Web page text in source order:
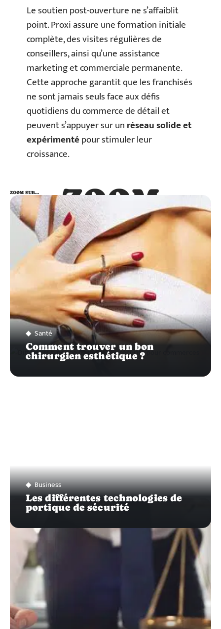
Le soutien post-ouverture ne s’affaiblit
point. Proxi assure une formation initiale
complète, des visites régulières de
conseillers, ainsi qu’une assistance
marketing et commerciale permanente.
Cette approche garantit que les franchisés
ne sont jamais seuls face aux défis
quotidiens du commerce de détail et
peuvent s’appuyer sur unréseau solide et
expérimentépour stimuler leur
croissance.
ZOOM
SUR…
ZOOM SUR…
Santé
Comment trouver un bon
chirurgien esthétique ?
Business
Les différentes technologies de
portique de sécurité